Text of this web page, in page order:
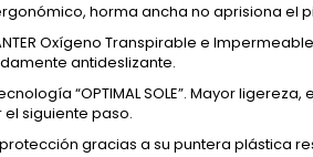
horma ancha no aprisiona el
Oxígeno Transpirable e
antideslizante.
“OPTIMAL SOLE”. Mayor
el siguiente paso.
gracias a su puntera plástica